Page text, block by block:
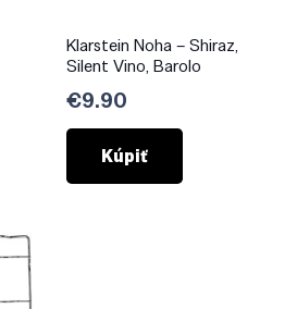
Klarstein Noha – Shiraz,
Silent Vino, Barolo
€9.90
Kúpiť